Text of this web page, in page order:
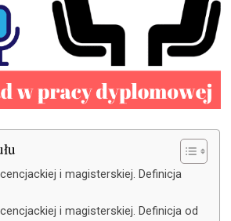
i magisterskiej. Definicja
i magisterskiej. Definicja od